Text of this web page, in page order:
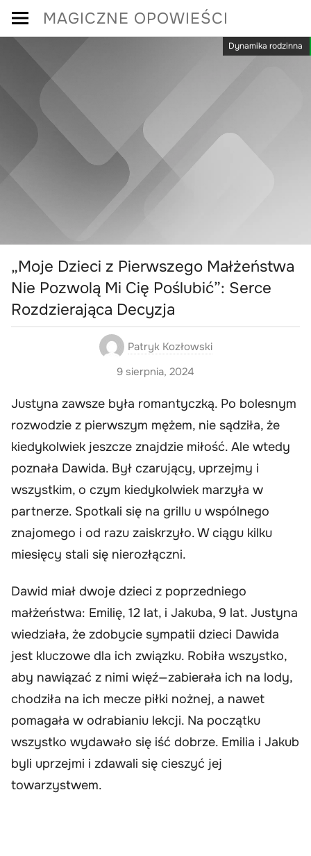
Skip
MAGICZNE OPOWIEŚCI
Dynamika rodzinna
„Moje Dzieci z Pierwszego Małżeństwa
Nie Pozwolą Mi Cię Poślubić”: Serce
Rozdzierająca Decyzja
Patryk Kozłowski
9 sierpnia, 2024
Justyna zawsze była romantyczką. Po bolesnym
rozwodzie z pierwszym mężem, nie sądziła, że
kiedykolwiek jeszcze znajdzie miłość. Ale wtedy
poznała Dawida. Był czarujący, uprzejmy i
wszystkim, o czym kiedykolwiek marzyła w
partnerze. Spotkali się na grillu u wspólnego
znajomego i od razu zaiskrzyło. W ciągu kilku
miesięcy stali się nierozłączni.
Dawid miał dwoje dzieci z poprzedniego
małżeństwa: Emilię, 12 lat, i Jakuba, 9 lat. Justyna
wiedziała, że zdobycie sympatii dzieci Dawida
jest kluczowe dla ich związku. Robiła wszystko,
aby nawiązać z nimi więź—zabierała ich na lody,
chodziła na ich mecze piłki nożnej, a nawet
pomagała w odrabianiu lekcji. Na początku
wszystko wydawało się iść dobrze. Emilia i Jakub
byli uprzejmi i zdawali się cieszyć jej
towarzystwem.